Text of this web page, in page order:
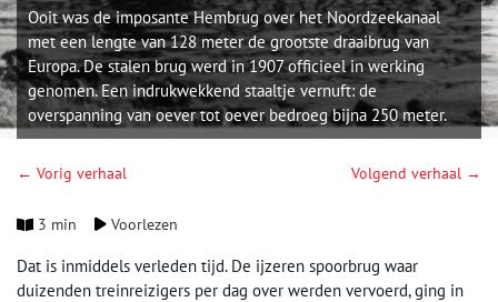
Ooit was de imposante Hembrug over het Noordzeekanaal
met een lengte van 128 meter de grootste draaibrug van
Europa. De stalen brug werd in 1907 officieel in werking
genomen. Een indrukwekkend staaltje vernuft: de
overspanning van oever tot oever bedroeg bijna 250 meter.
← Vorig verhaal Volgend verhaal →
3 min Voorlezen
Dat is inmiddels verleden tijd. De ijzeren spoorbrug waar
duizenden treinreizigers per dag over werden vervoerd, ging in